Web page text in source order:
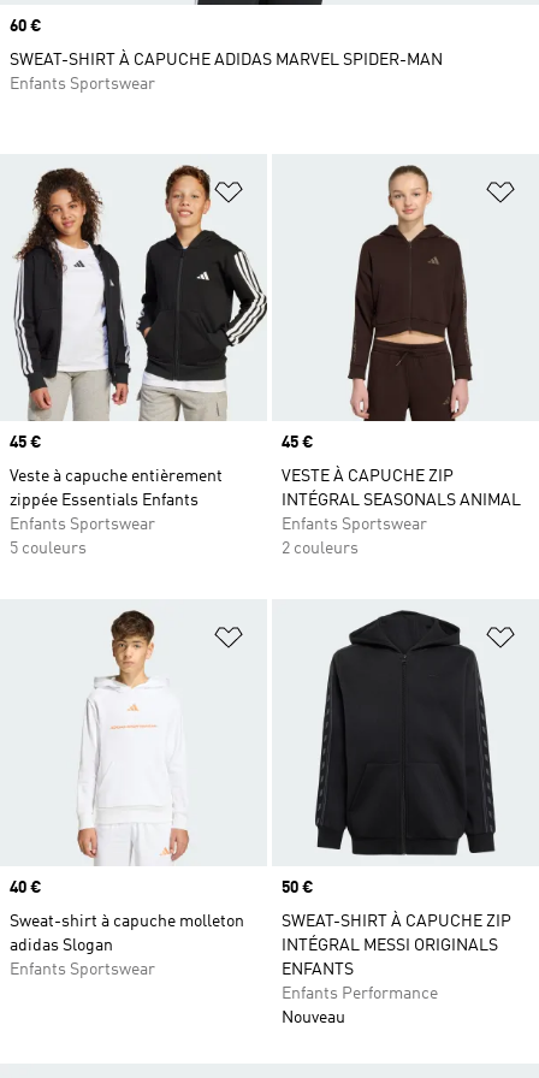
Ajouter à la Liste de produits
Prix
45 €
Veste à capuche entièrement
zippée Essentials Enfants
Enfants Sportswear
5 couleurs
Prix
45 €
VESTE À CAPUCHE ZIP
INTÉGRAL SEASONALS ANIMAL
Enfants Sportswear
2 couleurs
Ajouter à la Liste de produits
Prix
40 €
Sweat-shirt à capuche molleton
adidas Slogan
Enfants Sportswear
Prix
50 €
SWEAT-SHIRT À CAPUCHE ZIP
INTÉGRAL MESSI ORIGINALS
ENFANTS
Enfants Performance
Nouveau
Prix
60 €
SWEAT-SHIRT À CAPUCHE ADIDAS MARVEL SPIDER-MAN
Enfants Sportswear